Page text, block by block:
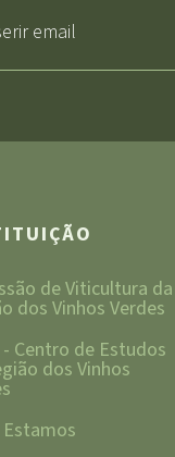
de Viticultura da
dos Vinhos Verdes
- Centro de Estudos
dos Vinhos